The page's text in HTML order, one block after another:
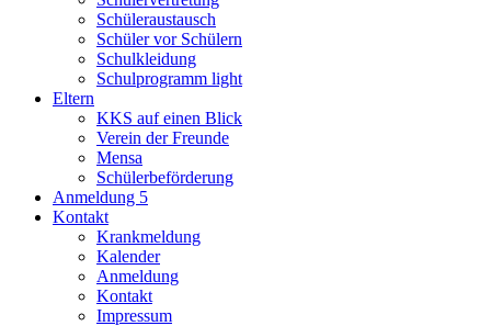
Schüleraustausch
Schüler vor Schülern
Schulkleidung
Schulprogramm light
Eltern
KKS auf einen Blick
Verein der Freunde
Mensa
Schülerbeförderung
Anmeldung 5
Kontakt
Krankmeldung
Kalender
Anmeldung
Kontakt
Impressum